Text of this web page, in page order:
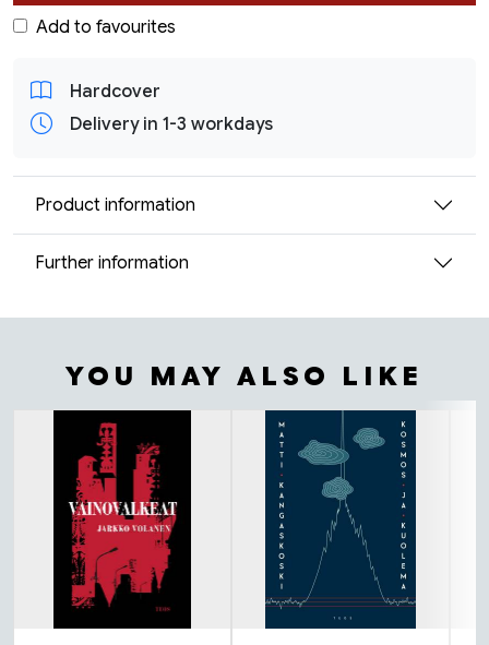
Add to favourites
Hardcover
Delivery in 1-3 workdays
Product information
Further information
YOU MAY ALSO LIKE
Tuoteluettelon alku